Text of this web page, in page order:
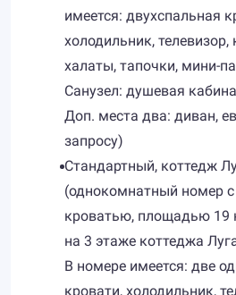
имеется: двухспальная
холодильник,
халаты, тапочки, мини-
Санузел: душевая
Доп. места два: диван,
запросу)
Стандартный, коттедж
(однокомнатный номер
кроватью, площадью 19
на 3 этаже коттеджа
В номере имеется: две
кровати, холодильник,